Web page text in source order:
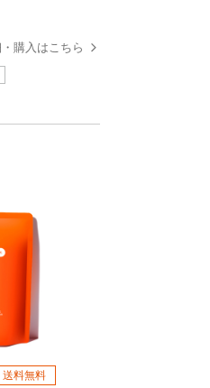
購入はこちら
送料無料